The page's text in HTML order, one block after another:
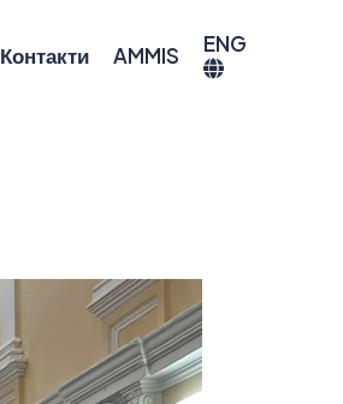
Контакти AMMIS ENG